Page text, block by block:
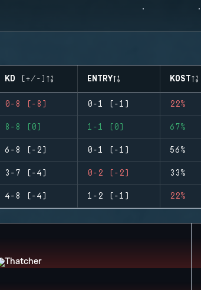
KD (+/-) ENTRY KOST
0-8 (-8) 0-1 (-1) 22%
8-8 (0) 1-1 (0) 67%
6-8 (-2) 0-1 (-1) 56%
3-7 (-4) 0-2 (-2) 33%
4-8 (-4) 1-2 (-1) 22%